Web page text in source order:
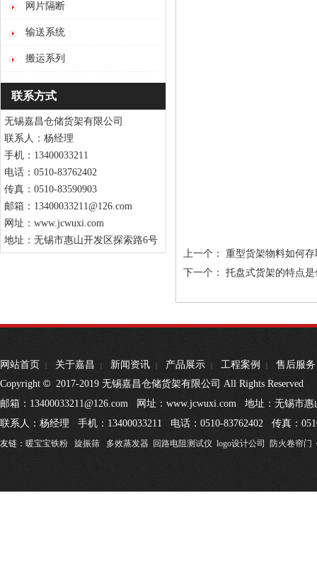
网片隔断
输送系统
搬运系列
联系方式
无锡嘉昌仓储货架有限公司
联系人：杨经理
手机：13400033211
电话：0510-83762402
传真：0510-83590903
邮箱：13400033211@126.com
网址：www.jcwuxi.com
地址：无锡市惠山开发区探索路6号
上一个： 重型货架物料如何存
下一个： 托盘式货架的特点是
网站首页 | 关于嘉昌 | 新闻资讯 | 产品展示 | 工程案例 |
售后服务
Copyright © 2017-2019 无锡嘉昌仓储货架有限公司 All Rights Reserved
邮箱：13400033211@126.com 网址：www.jcwuxi.com 地址：无锡市
联系人：杨经理 手机：13400033211 电话：0510-83762402 传真：
友链： 暖宝宝铁粉 旋振筛 多效蒸发器 回路电阻测试仪 logo设计公司 防火卷帘门